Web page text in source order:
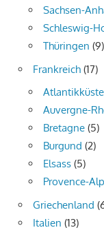
Sachsen-
Schleswig-
Thüringen (9)
Frankreich (17)
Atlantikküste
Auvergne-
Bretagne (5)
Burgund (2)
Elsass (5)
Provence-
Griechenland
Italien (13)